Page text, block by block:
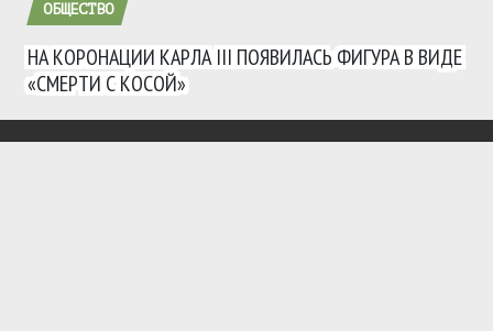
ОБЩЕСТВО
НА КОРОНАЦИИ КАРЛА III ПОЯВИЛАСЬ ФИГУРА В ВИДЕ
«СМЕРТИ С КОСОЙ»